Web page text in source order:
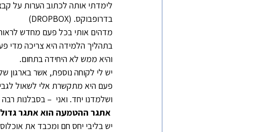
בדרופבוקס. (DROPBOX)
מדהים אותי בכל פעם מחדש
בתהליך הלמידה היא צריכה מדי
והיא ממש לא היחידה בתחום.
יש לי לקוחה נוספת, אשר בארגון
פעם היא מתקשרת אלי לשאול
ושלמדנו יחד. ואני  – בסבלנות
אתגר ההטמעה הוא אתגר גדול
יש בליבי יחס חם ומכבד את